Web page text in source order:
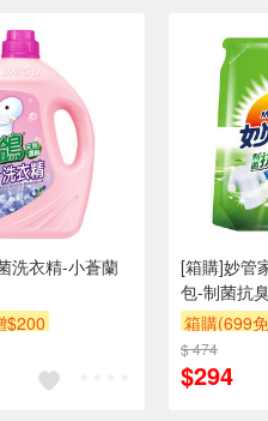
洗衣精-小蒼蘭
$200
[箱購]妙管
包-制菌抗
箱購(699
贈$200
$ 474
$294